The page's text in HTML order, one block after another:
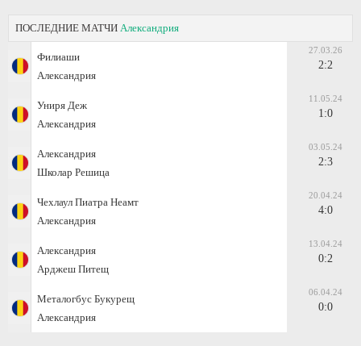
ПОСЛЕДНИЕ МАТЧИ Александрия
Филиаши
Александрия
27.03.26
2:2
Униря Деж
Александрия
11.05.24
1:0
Александрия
Школар Решица
03.05.24
2:3
Чехлаул Пиатра Неамт
Александрия
20.04.24
4:0
Александрия
Арджеш Питещ
13.04.24
0:2
Металогбус Букурещ
Александрия
06.04.24
0:0